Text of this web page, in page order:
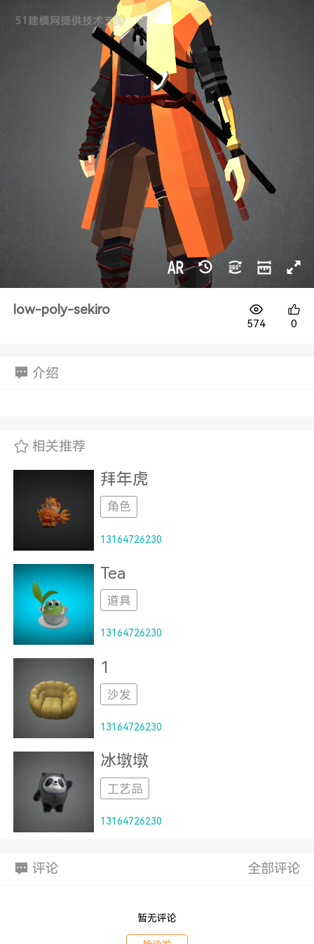
1688
low-poly-sekiro
574 0
介绍
相关推荐
拜年虎
角色
13164726230
Tea
道具
13164726230
1
沙发
13164726230
冰墩墩
工艺品
13164726230
评论 全部评论
暂无评论